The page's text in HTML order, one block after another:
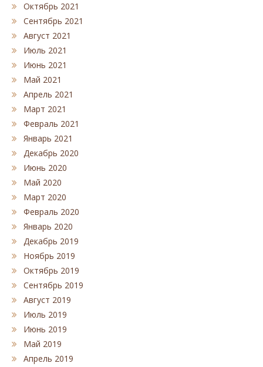
Октябрь 2021
Сентябрь 2021
Август 2021
Июль 2021
Июнь 2021
Май 2021
Апрель 2021
Март 2021
Февраль 2021
Январь 2021
Декабрь 2020
Июнь 2020
Май 2020
Март 2020
Февраль 2020
Январь 2020
Декабрь 2019
Ноябрь 2019
Октябрь 2019
Сентябрь 2019
Август 2019
Июль 2019
Июнь 2019
Май 2019
Апрель 2019